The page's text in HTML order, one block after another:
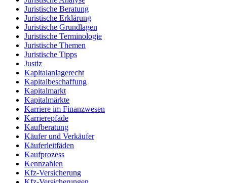
Juristische Beratung
Juristische Erklärung
Juristische Grundlagen
Juristische Terminologie
Juristische Themen
Juristische Tipps
Justiz
Kapitalanlagerecht
Kapitalbeschaffung
Kapitalmarkt
Kapitalmärkte
Karriere im Finanzwesen
Karrierepfade
Kaufberatung
Käufer und Verkäufer
Käuferleitfäden
Kaufprozess
Kennzahlen
Kfz-Versicherung